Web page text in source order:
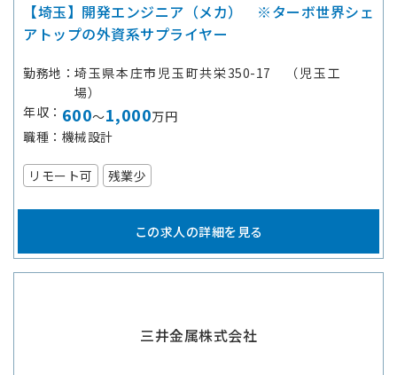
【埼玉】開発エンジニア（メカ） ※ターボ世界シェ
アトップの外資系サプライヤー
勤務地
埼玉県本庄市児玉町共栄350-17 （児玉工
場）
年収
600～1,000万円
職種
機械設計
リモート可 残業少
この求人の詳細を見る
三井金属株式会社